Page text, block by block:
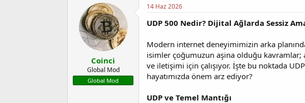
a
t
ş
l
a
n
g
ı
ç
a
r
Coinci
Global Mod
Global Mod
14 Haz 2026
UDP 500 Nedir? Dijital Ağlarda Sessiz
Modern internet deneyimimizin arka
isimler çoğumuzun aşina olduğu kavramlar;
ve iletişimi için çalışıyor. İşte bu noktada
hayatımızda önem arz ediyor?
UDP ve Temel Mantığı